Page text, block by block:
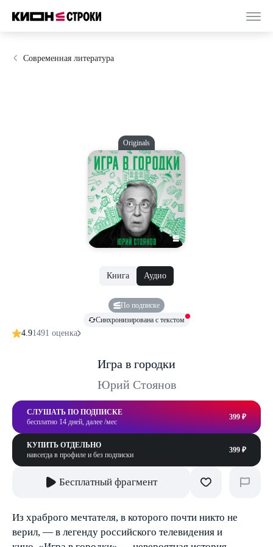
Современная литература
Книга Аудио
По подписке
Синхронизирована с текстом
4.91491 оценка
Игра в городки
Юрий Стоянов
СЛУШАТЬ ПО ПОДПИСКЕ
бесплатно 14 дней, далее /мес
399 ₽
КУПИТЬ ОТДЕЛЬНО
навсегда в профиле и без подписки
399 ₽
Бесплатный фрагмент
Из храброго мечтателя, в которого почти никто не
верил, — в легенду российского телевидения и
Originals